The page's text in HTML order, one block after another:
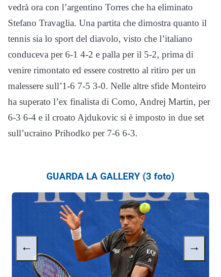
vedrà ora con l’argentino Torres che ha eliminato
Stefano Travaglia. Una partita che dimostra quanto il
tennis sia lo sport del diavolo, visto che l’italiano
conduceva per 6-1 4-2 e palla per il 5-2, prima di
venire rimontato ed essere costretto al ritiro per un
malessere sull’1-6 7-5 3-0. Nelle altre sfide Monteiro
ha superato l’ex finalista di Como, Andrej Martin, per
6-3 6-4 e il croato Ajdukovic si è imposto in due set
sull’ucraino Prihodko per 7-6 6-3.
GUARDA LA GALLERY (3 foto)
← →